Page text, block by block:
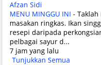
Afzan Sidi
MENU MINGGU INI - Taklah
masakan ringkas. Ikan
resepi daripada
pelbagai sayur d...
7 jam yang lalu
Tunjukkan Semua